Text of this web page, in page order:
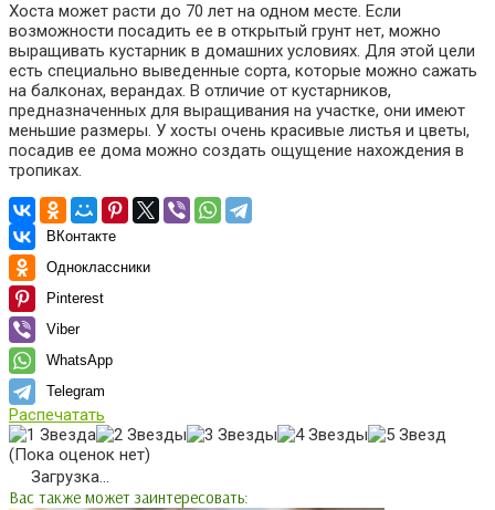
Хоста может расти до 70 лет на одном месте. Если
возможности посадить ее в открытый грунт нет, можно
выращивать кустарник в домашних условиях. Для этой цели
есть специально выведенные сорта, которые можно сажать
на балконах, верандах. В отличие от кустарников,
предназначенных для выращивания на участке, они имеют
меньшие размеры. У хосты очень красивые листья и цветы,
посадив ее дома можно создать ощущение нахождения в
тропиках.
ВКонтакте
Одноклассники
Pinterest
Viber
WhatsApp
Telegram
Распечатать
(Пока оценок нет)
Загрузка...
Вас также может заинтересовать: